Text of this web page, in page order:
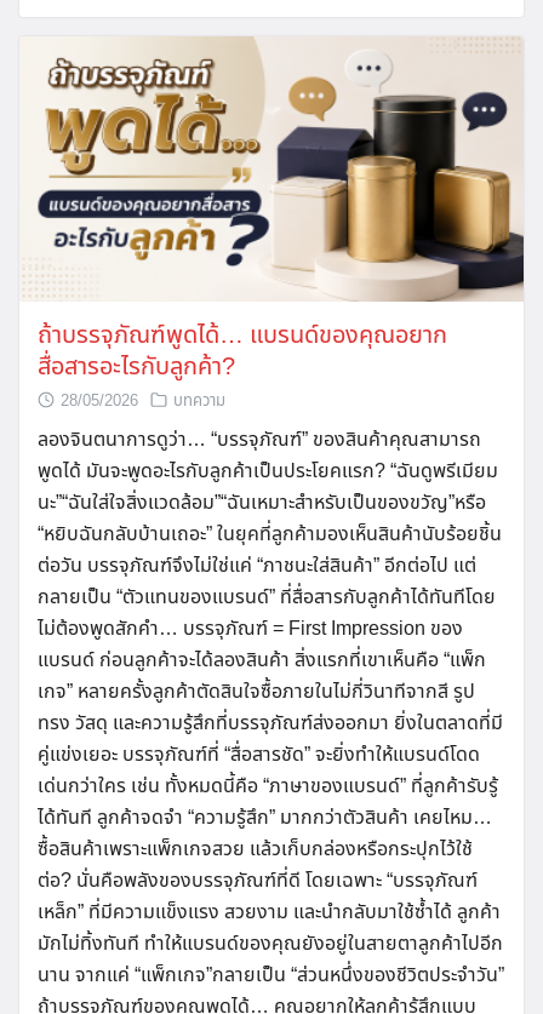
ถ้าบรรจุภัณฑ์พูดได้… แบรนด์ของคุณอยาก
สื่อสารอะไรกับลูกค้า?
28/05/2026 บทความ
ลองจินตนาการดูว่า… “บรรจุภัณฑ์” ของสินค้าคุณสามารถ
พูดได้ มันจะพูดอะไรกับลูกค้าเป็นประโยคแรก? “ฉันดูพรีเมียม
นะ”“ฉันใส่ใจสิ่งแวดล้อม”“ฉันเหมาะสำหรับเป็นของขวัญ”หรือ
“หยิบฉันกลับบ้านเถอะ” ในยุคที่ลูกค้ามองเห็นสินค้านับร้อยชิ้น
ต่อวัน บรรจุภัณฑ์จึงไม่ใช่แค่ “ภาชนะใส่สินค้า” อีกต่อไป แต่
กลายเป็น “ตัวแทนของแบรนด์” ที่สื่อสารกับลูกค้าได้ทันทีโดย
ไม่ต้องพูดสักคำ… บรรจุภัณฑ์ = First Impression ของ
แบรนด์ ก่อนลูกค้าจะได้ลองสินค้า สิ่งแรกที่เขาเห็นคือ “แพ็ก
เกจ” หลายครั้งลูกค้าตัดสินใจซื้อภายในไม่กี่วินาทีจากสี รูป
ทรง วัสดุ และความรู้สึกที่บรรจุภัณฑ์ส่งออกมา ยิ่งในตลาดที่มี
คู่แข่งเยอะ บรรจุภัณฑ์ที่ “สื่อสารชัด” จะยิ่งทำให้แบรนด์โดด
เด่นกว่าใคร เช่น ทั้งหมดนี้คือ “ภาษาของแบรนด์” ที่ลูกค้ารับรู้
ได้ทันที ลูกค้าจดจำ “ความรู้สึก” มากกว่าตัวสินค้า เคยไหม…
ซื้อสินค้าเพราะแพ็กเกจสวย แล้วเก็บกล่องหรือกระปุกไว้ใช้
ต่อ? นั่นคือพลังของบรรจุภัณฑ์ที่ดี โดยเฉพาะ “บรรจุภัณฑ์
เหล็ก” ที่มีความแข็งแรง สวยงาม และนำกลับมาใช้ซ้ำได้ ลูกค้า
มักไม่ทิ้งทันที ทำให้แบรนด์ของคุณยังอยู่ในสายตาลูกค้าไปอีก
นาน จากแค่ “แพ็กเกจ”กลายเป็น “ส่วนหนึ่งของชีวิตประจำวัน”
ถ้าบรรจุภัณฑ์ของคุณพูดได้… คุณอยากให้ลูกค้ารู้สึกแบบ